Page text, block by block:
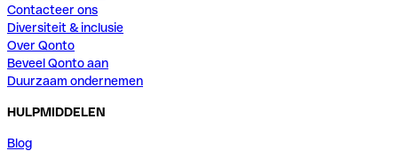
Contacteer ons
Diversiteit & inclusie
Over Qonto
Beveel Qonto aan
Duurzaam ondernemen
HULPMIDDELEN
Blog